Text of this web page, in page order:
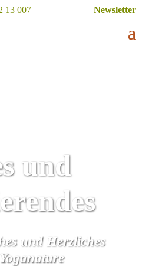
13 007 Newsletter
und
und Herzliches